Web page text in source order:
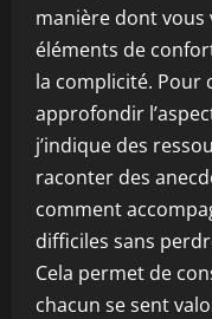
manière dont vous
éléments de
la complicité. Pour
approfondir
j’indique des
raconter des
comment
difficiles sans
Cela permet de
chacun se sent